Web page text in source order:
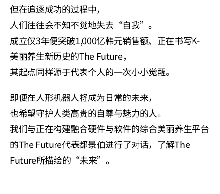
但在追逐成功的过程中，
人们往往会不知不觉地失去“自我”。
成立仅3年便突破1,000亿韩元销售额、正在书写K-
美丽养生新历史的The Future，
其起点同样源于代表个人的一次小小觉醒。
即便在人形机器人将成为日常的未来，
也希望守护人类高贵的自尊与魅力的人。
我们与正在构建融合硬件与软件的综合美丽养生平台
的The Future代表都景伯进行了对话，了解The
Future所描绘的“未来”。